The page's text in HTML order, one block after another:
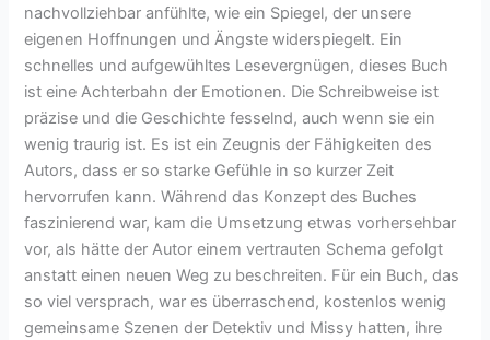
nachvollziehbar anfühlte, wie ein Spiegel, der unsere
eigenen Hoffnungen und Ängste widerspiegelt. Ein
schnelles und aufgewühltes Lesevergnügen, dieses Buch
ist eine Achterbahn der Emotionen. Die Schreibweise ist
präzise und die Geschichte fesselnd, auch wenn sie ein
wenig traurig ist. Es ist ein Zeugnis der Fähigkeiten des
Autors, dass er so starke Gefühle in so kurzer Zeit
hervorrufen kann. Während das Konzept des Buches
faszinierend war, kam die Umsetzung etwas vorhersehbar
vor, als hätte der Autor einem vertrauten Schema gefolgt
anstatt einen neuen Weg zu beschreiten. Für ein Buch, das
so viel versprach, war es überraschend, kostenlos wenig
gemeinsame Szenen der Detektiv und Missy hatten, ihre